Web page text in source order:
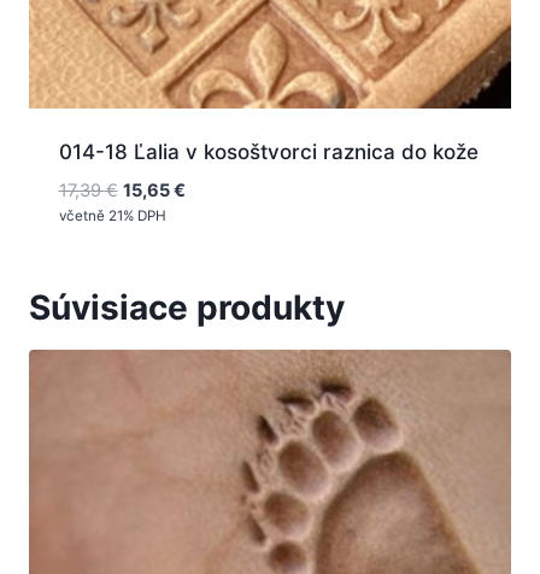
014-18 Ľalia v kosoštvorci raznica do kože
17,39€ Pôvodná
cena
15,65€Aktuálna
včetně 21% DPH
Súvisiace produkty